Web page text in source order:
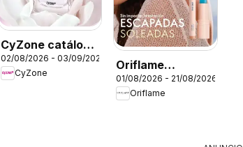
CyZone catálogo
- Campaña 13
02/08/2026 - 03/09/2026
CyZone
Oriflame
catálogo -
Campaña 11
01/08/2026 - 21/08/2026
Oriflame